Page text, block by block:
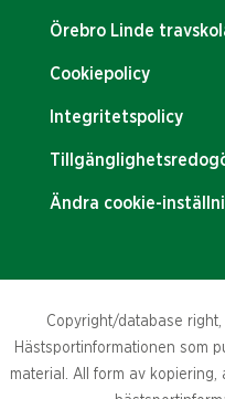
Örebro Linde
Cookiepolicy
Integritetspolicy
Ändra cookie-
Copyright/database
Hästsportinformationen som
material. All form av